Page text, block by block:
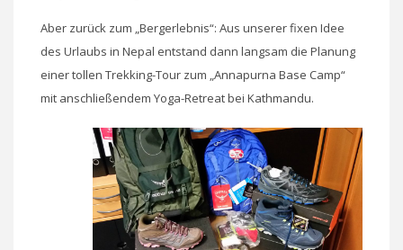
Aber zurück zum „Bergerlebnis“: Aus unserer fixen Idee
des Urlaubs in Nepal entstand dann langsam die Planung
einer tollen Trekking-Tour zum „Annapurna Base Camp“
mit anschließendem Yoga-Retreat bei Kathmandu.